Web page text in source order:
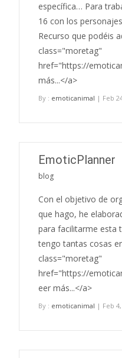
específica… Para
16 con los
Recurso que podéis
class="moretag"
href="https://
más...</a>
By : emoticanimal | Feb
EmoticPlanner
blog
Con el objetivo de
que hago, he
para facilitarme esta
tengo tantas cosas
class="moretag"
href="https://
eer más...</a>
By : emoticanimal | Feb